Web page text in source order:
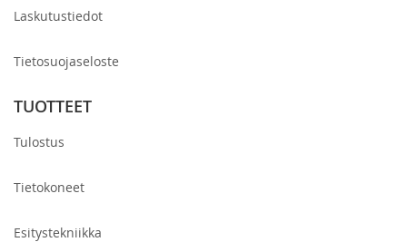
Laskutustiedot
Tietosuojaseloste
TUOTTEET
Tulostus
Tietokoneet
Esitystekniikka